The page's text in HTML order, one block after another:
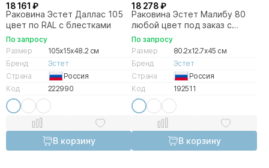
18 161 ₽
Раковина Эстет Даллас 105
цвет по RAL с блестками
По запросу
Размер
105x15x48.2 см
Бренд
Эстет
Страна
Россия
Код
222990
В корзину
18 278 ₽
Раковина Эстет Малибу 80
любой цвет под заказ с
блёстками
По запросу
Размер
80.2x12.7x45 см
Бренд
Эстет
Страна
Россия
Код
192511
В корзину